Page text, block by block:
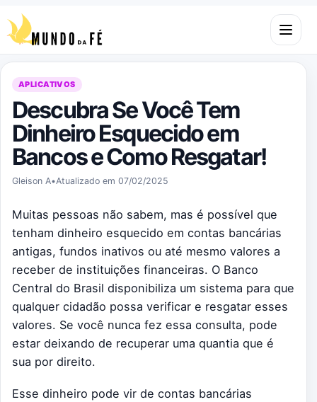
Pular para o conteúdo
Abrir
APLICATIVOS
Descubra Se Você Tem
Dinheiro Esquecido em
Bancos e Como Resgatar!
Gleison A•Atualizado em 07/02/2025
Muitas pessoas não sabem, mas é possível que
tenham dinheiro esquecido em contas bancárias
antigas, fundos inativos ou até mesmo valores a
receber de instituições financeiras. O Banco
Central do Brasil disponibiliza um sistema para que
qualquer cidadão possa verificar e resgatar esses
valores. Se você nunca fez essa consulta, pode
estar deixando de recuperar uma quantia que é
sua por direito.
Esse dinheiro pode vir de contas bancárias